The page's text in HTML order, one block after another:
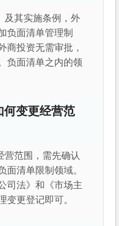
及其实施条例，外
负面清单管理制
商投资无需审批，
负面清单之内的领
何变更经营范
营范围，需先确认
面清单限制领域。
司法》和《市场主
变更登记即可。